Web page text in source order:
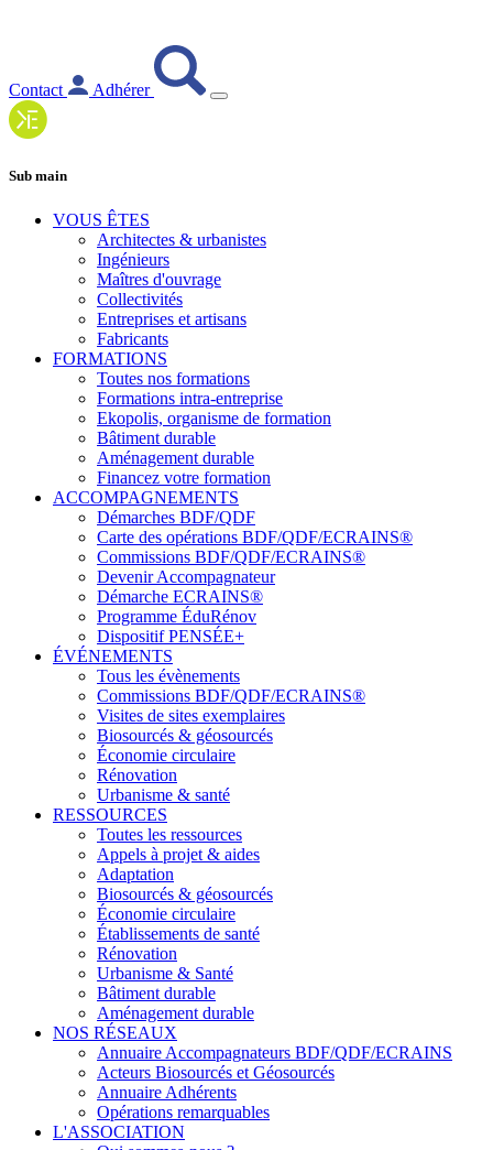
Contact Adhérer
Sub main
VOUS ÊTES
Architectes & urbanistes
Ingénieurs
Maîtres d'ouvrage
Collectivités
Entreprises et artisans
Fabricants
FORMATIONS
Toutes nos formations
Formations intra-entreprise
Ekopolis, organisme de formation
Bâtiment durable
Aménagement durable
Financez votre formation
ACCOMPAGNEMENTS
Démarches BDF/QDF
Carte des opérations BDF/QDF/ECRAINS®
Commissions BDF/QDF/ECRAINS®
Devenir Accompagnateur
Démarche ECRAINS®
Programme ÉduRénov
Dispositif PENSÉE+
ÉVÉNEMENTS
Tous les évènements
Commissions BDF/QDF/ECRAINS®
Visites de sites exemplaires
Biosourcés & géosourcés
Économie circulaire
Rénovation
Urbanisme & santé
RESSOURCES
Toutes les ressources
Appels à projet & aides
Adaptation
Biosourcés & géosourcés
Économie circulaire
Établissements de santé
Rénovation
Urbanisme & Santé
Bâtiment durable
Aménagement durable
NOS RÉSEAUX
Annuaire Accompagnateurs BDF/QDF/ECRAINS
Acteurs Biosourcés et Géosourcés
Annuaire Adhérents
Opérations remarquables
L'ASSOCIATION